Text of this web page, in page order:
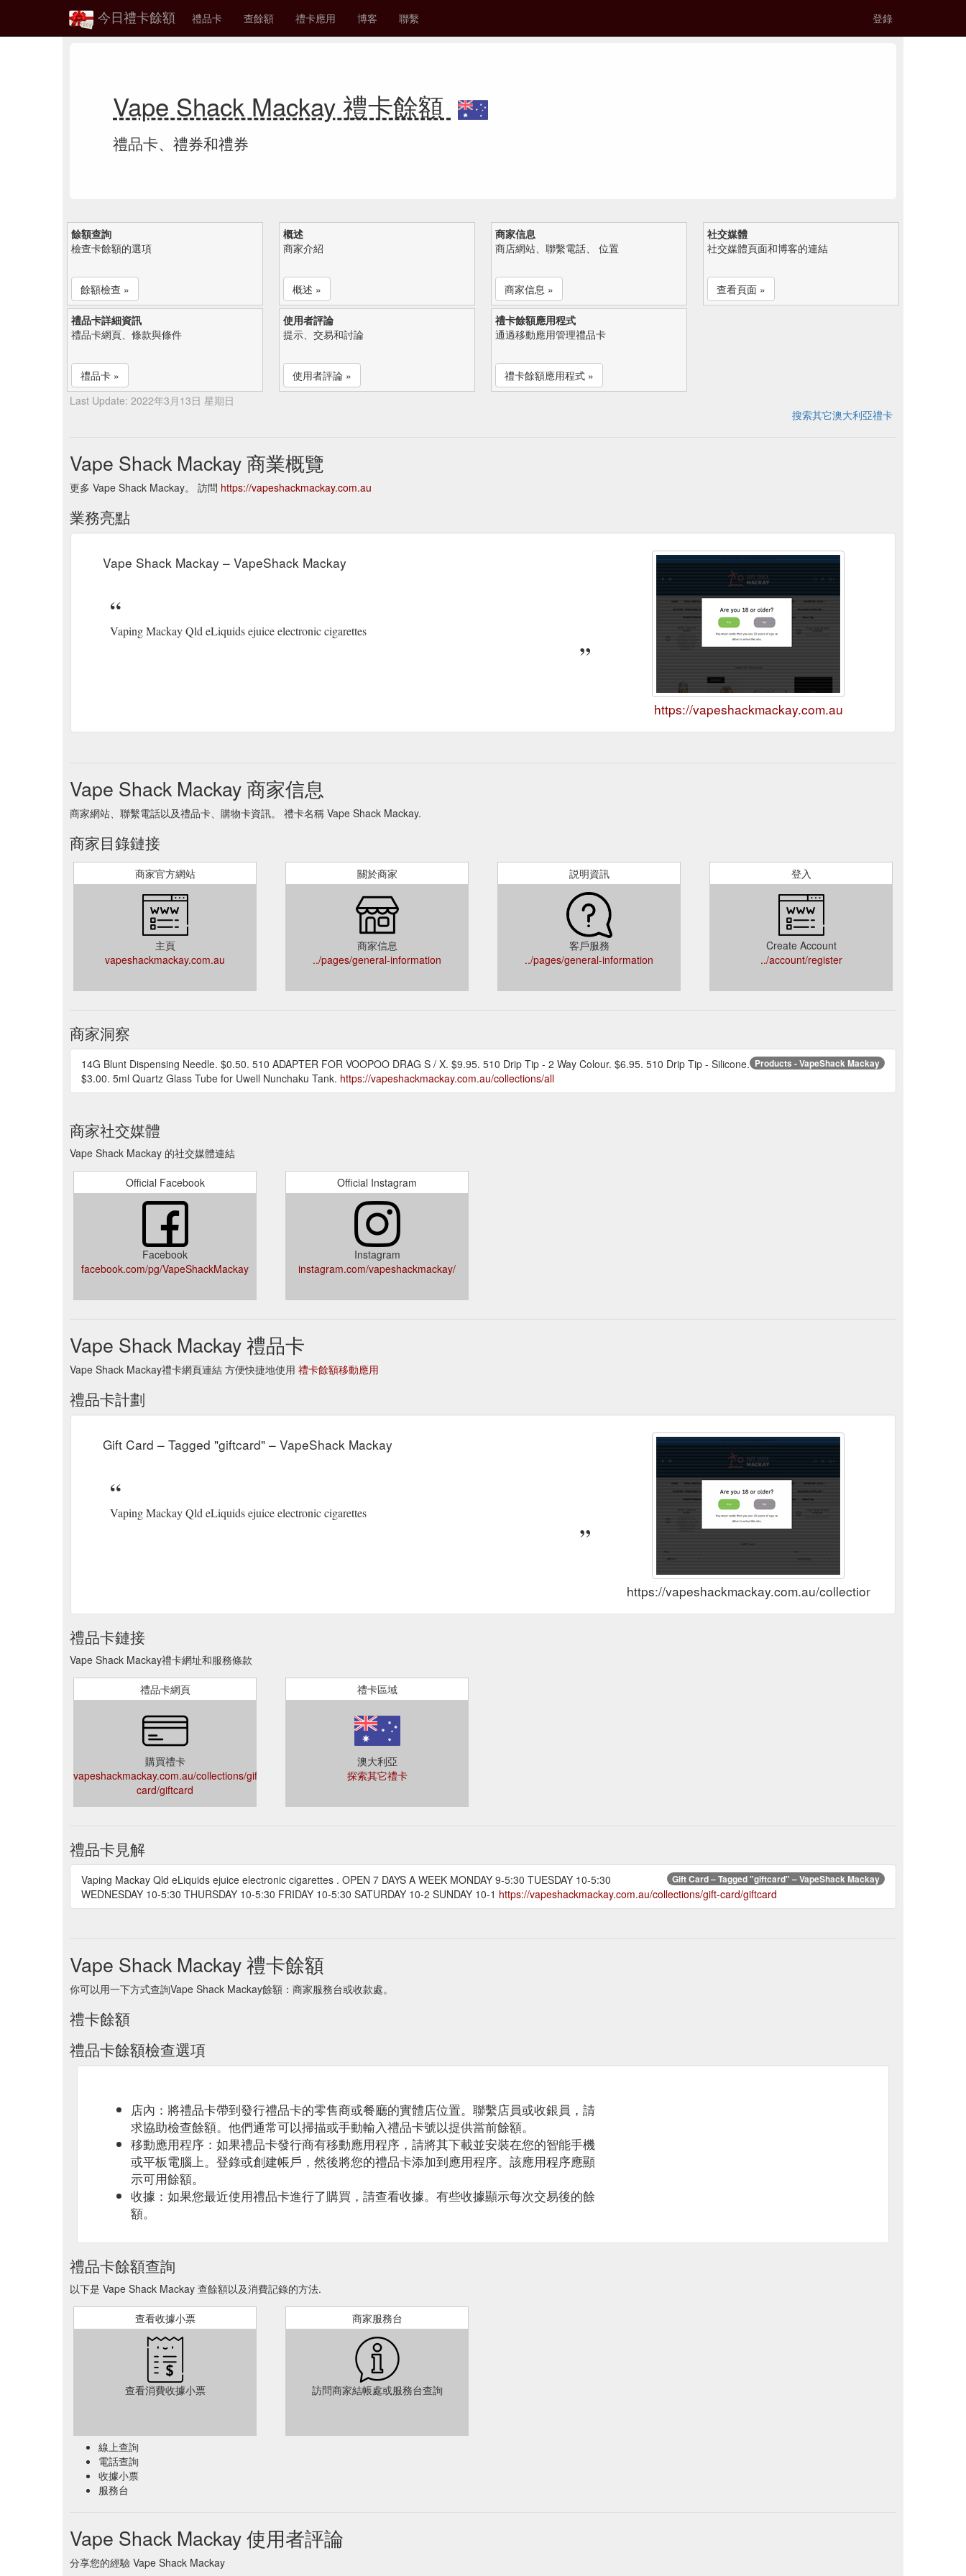
今日禮卡餘額 禮品卡 查餘額 禮卡應用 博客 聯繫 登錄
Vape Shack Mackay 禮卡餘額
禮品卡、禮券和禮券
餘額查詢
檢查卡餘額的選項
餘額檢查 »
概述
商家介紹
概述 »
商家信息
商店網站、聯繫電話、 位置
商家信息 »
社交媒體
社交媒體頁面和博客的連結
查看頁面 »
禮品卡詳細資訊
禮品卡網頁、條款與條件
禮品卡 »
使用者評論
提示、交易和討論
使用者評論 »
禮卡餘額應用程式
通過移動應用管理禮品卡
禮卡餘額應用程式 »
Last Update: 2022年3月13日 星期日
搜索其它澳大利亞禮卡
Vape Shack Mackay 商業概覽
更多 Vape Shack Mackay。 訪問 https://vapeshackmackay.com.au
業務亮點
Vape Shack Mackay – VapeShack Mackay
Vaping Mackay Qld eLiquids ejuice electronic cigarettes
https://vapeshackmackay.com.au
Vape Shack Mackay 商家信息
商家網站、聯繫電話以及禮品卡、購物卡資訊。 禮卡名稱 Vape Shack Mackay.
商家目錄鏈接
商家官方網站
主頁
vapeshackmackay.com.au
關於商家
商家信息
../pages/general-information
説明資訊
客戶服務
../pages/general-information
登入
Create Account
../account/register
商家洞察
Products - VapeShack Mackay
14G Blunt Dispensing Needle. $0.50. 510 ADAPTER FOR VOOPOO DRAG S / X. $9.95. 510 Drip Tip - 2 Way Colour. $6.95. 510 Drip Tip - Silicone.
$3.00. 5ml Quartz Glass Tube for Uwell Nunchaku Tank. https://vapeshackmackay.com.au/collections/all
商家社交媒體
Vape Shack Mackay 的社交媒體連結
Official Facebook
Facebook
facebook.com/pg/VapeShackMackay
Official Instagram
Instagram
instagram.com/vapeshackmackay/
Vape Shack Mackay 禮品卡
Vape Shack Mackay禮卡網頁連結 方便快捷地使用 禮卡餘額移動應用
禮品卡計劃
Gift Card – Tagged "giftcard" – VapeShack Mackay
Vaping Mackay Qld eLiquids ejuice electronic cigarettes
https://vapeshackmackay.com.au/collections/gift-card/
禮品卡鏈接
Vape Shack Mackay禮卡網址和服務條款
禮品卡網頁
購買禮卡
vapeshackmackay.com.au/collections/gift-
card/giftcard
禮卡區域
澳大利亞
探索其它禮卡
禮品卡見解
Gift Card – Tagged "giftcard" – VapeShack Mackay
Vaping Mackay Qld eLiquids ejuice electronic cigarettes . OPEN 7 DAYS A WEEK MONDAY 9-5:30 TUESDAY 10-5:30
WEDNESDAY 10-5:30 THURSDAY 10-5:30 FRIDAY 10-5:30 SATURDAY 10-2 SUNDAY 10-1 https://vapeshackmackay.com.au/collections/gift-card/giftcard
Vape Shack Mackay 禮卡餘額
你可以用一下方式查詢Vape Shack Mackay餘額：商家服務台或收款處。
禮卡餘額
禮品卡餘額檢查選項
店內：將禮品卡帶到發行禮品卡的零售商或餐廳的實體店位置。聯繫店員或收銀員，請
求協助檢查餘額。他們通常可以掃描或手動輸入禮品卡號以提供當前餘額。
移動應用程序：如果禮品卡發行商有移動應用程序，請將其下載並安裝在您的智能手機
或平板電腦上。登錄或創建帳戶，然後將您的禮品卡添加到應用程序。該應用程序應顯
示可用餘額。
收據：如果您最近使用禮品卡進行了購買，請查看收據。有些收據顯示每次交易後的餘
額。
禮品卡餘額查詢
以下是 Vape Shack Mackay 查餘額以及消費記錄的方法.
查看收據小票
查看消費收據小票
商家服務台
訪問商家結帳處或服務台查詢
線上查詢
電話查詢
收據小票
服務台
Vape Shack Mackay 使用者評論
分享您的經驗 Vape Shack Mackay